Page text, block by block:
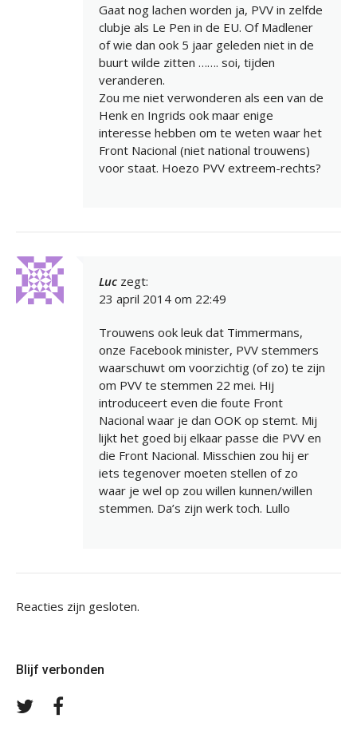
Gaat nog lachen worden ja, PVV in zelfde
clubje als Le Pen in de EU. Of Madlener
of wie dan ook 5 jaar geleden niet in de
buurt wilde zitten ……. soi, tijden
veranderen.
Zou me niet verwonderen als een van de
Henk en Ingrids ook maar enige
interesse hebben om te weten waar het
Front Nacional (niet national trouwens)
voor staat. Hoezo PVV extreem-rechts?
Luc zegt:
23 april 2014 om 22:49
Trouwens ook leuk dat Timmermans,
onze Facebook minister, PVV stemmers
waarschuwt om voorzichtig (of zo) te zijn
om PVV te stemmen 22 mei. Hij
introduceert even die foute Front
Nacional waar je dan OOK op stemt. Mij
lijkt het goed bij elkaar passe die PVV en
die Front Nacional. Misschien zou hij er
iets tegenover moeten stellen of zo
waar je wel op zou willen kunnen/willen
stemmen. Da’s zijn werk toch. Lullo
Reacties zijn gesloten.
Blijf verbonden
Volg